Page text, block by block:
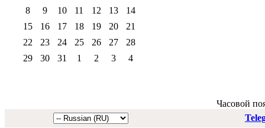
8
9 10 11 12 13
14
15
16 17 18 19 20
21
22
23 24 25 26 27
28
29
30 31 1 2 3 4
Часовой